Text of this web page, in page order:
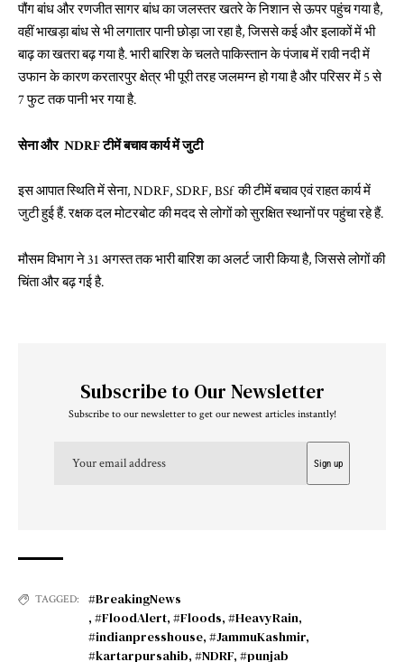
पौंग बांध और रणजीत सागर बांध का जलस्तर खतरे के निशान से ऊपर पहुंच गया है,
वहीं भाखड़ा बांध से भी लगातार पानी छोड़ा जा रहा है, जिससे कई और इलाकों में भी
बाढ़ का खतरा बढ़ गया है. भारी बारिश के चलते पाकिस्तान के पंजाब में रावी नदी में
उफान के कारण करतारपुर क्षेत्र भी पूरी तरह जलमग्न हो गया है और परिसर में 5 से
7 फुट तक पानी भर गया है.
सेना और NDRF टीमें बचाव कार्य में जुटी
इस आपात स्थिति में सेना, NDRF, SDRF, BSf की टीमें बचाव एवं राहत कार्य में
जुटी हुई हैं. रक्षक दल मोटरबोट की मदद से लोगों को सुरक्षित स्थानों पर पहुंचा रहे हैं.
मौसम विभाग ने 31 अगस्त तक भारी बारिश का अलर्ट जारी किया है, जिससे लोगों की
चिंता और बढ़ गई है.
Subscribe to Our Newsletter
Subscribe to our newsletter to get our newest articles instantly!
TAGGED:
#BreakingNews
, #FloodAlert, #Floods, #HeavyRain,
#indianpresshouse, #JammuKashmir,
#kartarpursahib, #NDRF, #punjab